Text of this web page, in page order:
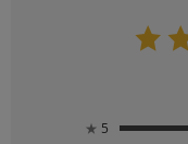
★ 5